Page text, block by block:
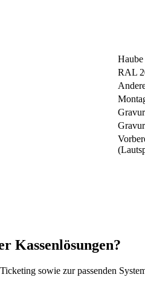
RAL
Kassenlösungen?
sowie zur passenden